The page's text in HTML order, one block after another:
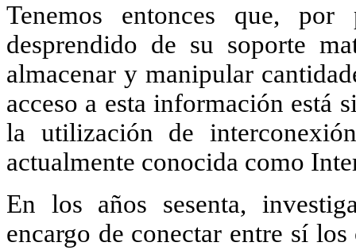
Tenemos entonces que,
desprendido de su soporte
almacenar y manipular
acceso a esta información está
la utilización de
actualmente conocida como
En los años sesenta,
encargo de conectar entre sí